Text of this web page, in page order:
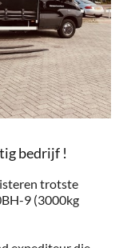
Contact
bedrijf !
trotste
9 (3000kg